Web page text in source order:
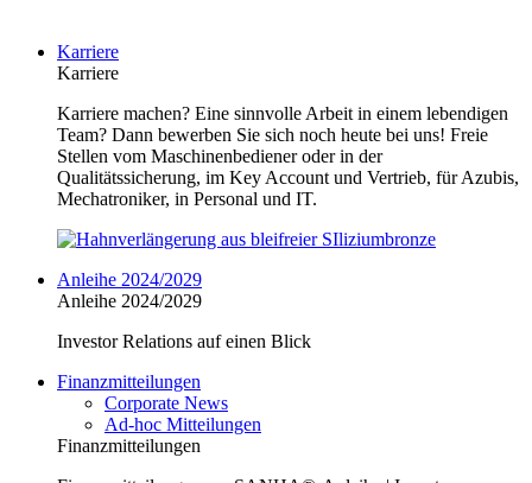
Karriere
Karriere
Karriere machen? Eine sinnvolle Arbeit in einem lebendigen
Team? Dann bewerben Sie sich noch heute bei uns! Freie
Stellen vom Maschinenbediener oder in der
Qualitätssicherung, im Key Account und Vertrieb, für Azubis,
Mechatroniker, in Personal und IT.
Anleihe 2024/2029
Anleihe 2024/2029
Investor Relations auf einen Blick
Finanzmitteilungen
Corporate News
Ad-hoc Mitteilungen
Finanzmitteilungen